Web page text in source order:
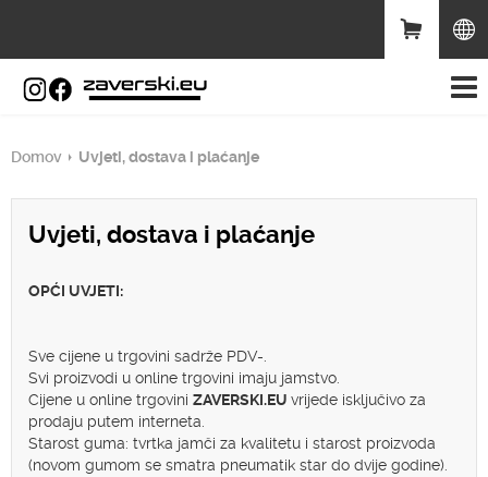
Domov Uvjeti, dostava i plaćanje
Uvjeti, dostava i plaćanje
OPĆI UVJETI:
Sve cijene u trgovini sadrže PDV-.
Svi proizvodi u online trgovini imaju jamstvo.
Cijene u online trgovini ZAVERSKI.EU vrijede isključivo za
prodaju putem interneta.
Starost guma: tvrtka jamči za kvalitetu i starost proizvoda
(novom gumom se smatra pneumatik star do dvije godine).